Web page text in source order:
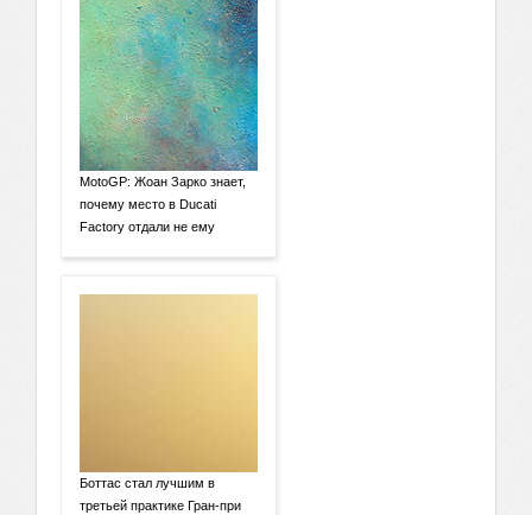
MotoGP: Жоан Зарко знает,
почему место в Ducati
Factory отдали не ему
Боттас стал лучшим в
третьей практике Гран-при